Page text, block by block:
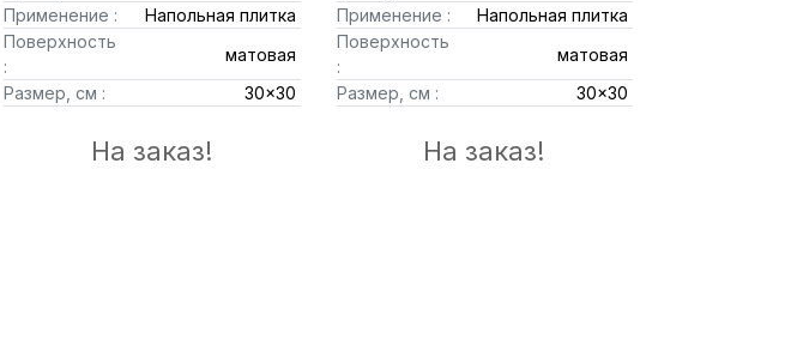
Применение :
Напольная плитка
Поверхность
:
матовая
Размер, см :
30x30
На заказ!
Применение :
Напольная плитка
Поверхность
:
матовая
Размер, см :
30x30
На заказ!